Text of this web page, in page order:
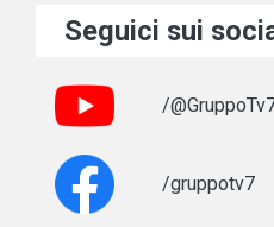
Seguici sui
/
/gruppotv7